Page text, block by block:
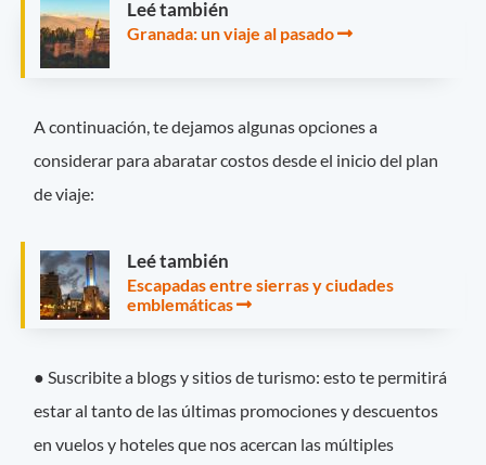
Leé también
Granada: un viaje al pasado
A continuación, te dejamos algunas opciones a
considerar para abaratar costos desde el inicio del plan
de viaje:
Leé también
Escapadas entre sierras y ciudades
emblemáticas
● Suscribite a blogs y sitios de turismo: esto te permitirá
estar al tanto de las últimas promociones y descuentos
en vuelos y hoteles que nos acercan las múltiples